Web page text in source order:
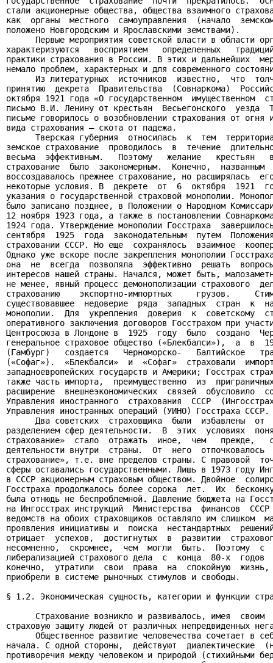
стали акционерные общества, общества взаимного
как  органы  местного  самоуправления  (начало
положено Новгородским и Ярославскими земствами).
Первые мероприятия советской власти в области
характеризуются   восприятием   определенных
практики страхования в России. В этих и дальнейших
немало проблем, характерных и для современного
Из литературных  источников  известно,  что
принятию  декрета  Правительства  (Совнаркома)
октября 1921 года «О государственном  имущественном
письмо В.И. Ленину от крестьян  Весьегонского  уезда
письме говорилось о возобновлении страхования от
вида страхования – скота от падежа.
Тверская губерния  относилась  к  тем
земское страхование  проводилось  в  течение
весьма  эффективным.   Поэтому   желание   крестьян
страхование  было  закономерным.  Конечно,
воссоздавалось прежнее страхование, но расширялась
некоторые условия. В  декрете  от  6  октября  1921
указания о государственной страховой монополии.
было записано позднее, в Положении о Народном
12 ноября 1923 года, а также в постановлении
1924 года. Утверждение монополии Госстраха
сентября  1925  года  законодательным  путем
страховании СССР. Но еще  сохранялось  взаимное
Однако уже вскоре после закрепления монополии
она  не  всегда  позволяла  эффективно  решать
интересов нашей страны. Начался, может быть,
не менее, явный процесс демонополизации страхового
страхованию    экспортно-импортных     грузов.
существовавшее  недоверие  ряда  западных  стран  к
монополии.  Для  укрепления  доверия  к  советскому
оперативного заключения договоров Госстрахом при
Центросоюза в Лондоне в  1925  году  было  создано
генеральное страховое общество («Блекбалси»),  а  в
(Гамбург)   создается   Черноморско-   Балтийское
(«Софаг»).  «Блекбалси»  и  «Софаг»  страховали
западноевропейских государств и Америки; Госстрах
также часть импорта,  преимущественно  из
расширение  внешнеэкономических  связей  обусловило
Управления иностранного  страхования  СССР
Управления иностранных операций (УИНО) Госстраха СССР.
Два советских  страховщика  были  избавлены  от
разделением сфер деятельности.  В  этих  условиях
страхование»  стало  отражать  иное,  чем   прежде,
деятельности внутри  страны.  От  него  отпочковалось
страхование», т.е. вне пределов страны. С правовой
сферы оставались государственными. Лишь в 1973 году
в СССР акционерным страховым обществом. Двойное
Госстраха продолжалось более сорока  лет.  Их
была отнюдь не беспроблемной. Давление бюджета на
на Ингосстрах инструкций  Министерства  финансов
ведомств на обоих страховщиков оставляло им слишком
проявления инициативы и  поиска  нестандартных
отрицает  успехов,  достигнутых  в  развитии
несомненно,  скромнее,  чем  могли  быть.  Поэтому  с
либерализацией страхового дела  с  конца  80-х  годов
конечно,  утратили  свои  права  на  спокойную
приобрели в системе рыночных стимулов и свободы.
§ 1.2. Экономическая сущность, категории и функции
Страхование возникло и развивалось, имея  своим
страховую защиту людей от различных непредвиденных
Общественное развитие человечества сочетает в
начала. С одной стороны,  действуют  диалектические
противоречия между человеком и природой (стихийными